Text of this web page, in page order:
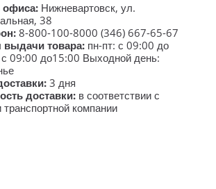
офиса: Нижневартовск, ул.
38
8-800-100-8000 (346) 667-65-67
выдачи товара: пн-пт: с 09:00 до
09:00 до15:00 Выходной день:
3 дня
доставки: в соответствии с
компании